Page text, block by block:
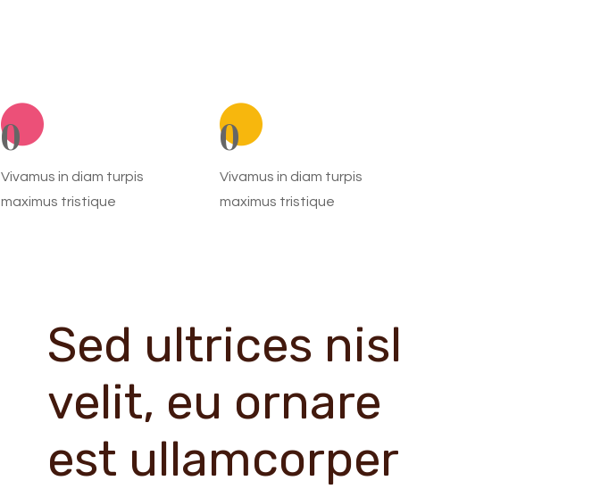
0
Vivamus in diam turpis
maximus tristique
0
Vivamus in diam turpis
maximus tristique
Sed ultrices nisl
velit, eu ornare
est ullamcorper